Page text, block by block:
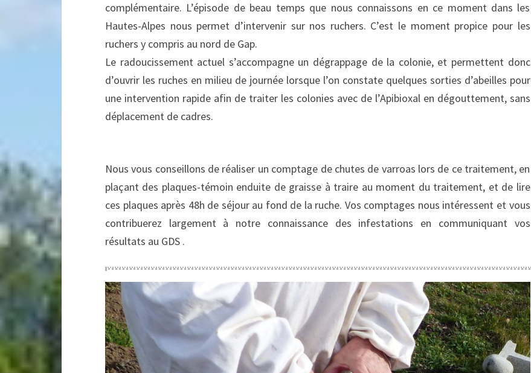
complémentaire. L’épisode de beau temps que nous connaissons en ce moment dans les
Hautes-Alpes nous permet d’intervenir sur nos ruchers. C’est le moment propice pour les
ruchers y compris au nord de Gap.
Le radoucissement actuel s’accompagne un dégrappage de la colonie, et permettent donc
d’ouvrir les ruches en milieu de journée lorsque l’on constate quelques sorties d’abeilles pour
une intervention rapide afin de traiter les colonies avec de l’Apibioxal en dégouttement, sans
déplacement de cadres.
Nous vous conseillons de réaliser un comptage de chutes de varroas lors de ce traitement, en
plaçant des plaques-témoin enduite de graisse à traire au moment du traitement, et de lire
ces plaques après 48h de séjour au fond de la ruche. Vos comptages nous intéressent et vous
contribuerez largement à notre connaissance des infestations en communiquant vos
résultats au GDS .